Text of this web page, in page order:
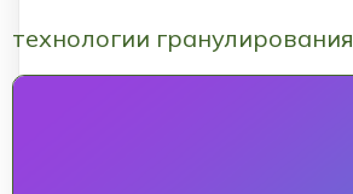
технологии гранулирования